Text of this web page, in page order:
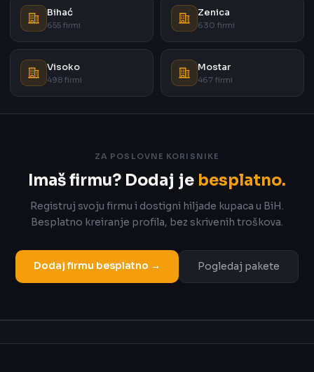
Bihać
655 firmi
Zenica
630 firmi
Visoko
498 firmi
Mostar
467 firmi
ZA POSLOVNE KORISNIKE
Imaš firmu? Dodaj je besplatno.
Registruj svoju firmu i dostigni hiljade kupaca u BiH.
Besplatno kreiranje profila, bez skrivenih troškova.
Dodaj firmu besplatno → Pogledaj pakete